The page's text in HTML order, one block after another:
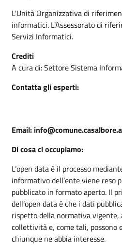
L'Unità Organizzativa di
informatici. L'Assessorato di
Servizi Informatici.
Crediti
A cura di: Settore Sistema
Contatta gli esperti:
Email:
Di cosa ci occupiamo:
L’open data è il processo
informativo dell’ente viene reso
pubblicato in formato aperto. Il
dell’open data è che i dati
rispetto della normativa vigente,
collettività e, come tali, possono
chiunque ne abbia interesse.